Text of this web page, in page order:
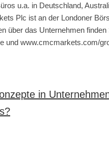
u.a. in Deutschland,
Plc ist an der Londoner
über das Unternehmen finden
und www.cmcmarkets.com/
in